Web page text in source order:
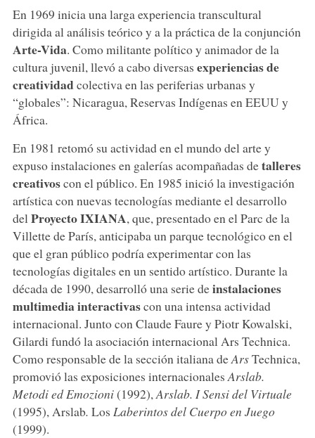
En 1969 inicia una larga experiencia transcultural
dirigida al análisis teórico y a la práctica de la conjunción
Arte-Vida. Como militante político y animador de la
cultura juvenil, llevó a cabo diversas experiencias de
creatividadcolectiva en las periferias urbanas y
“globales”: Nicaragua, Reservas Indígenas en EEUU y
África.
En 1981 retomó su actividad en el mundo del arte y
expuso instalaciones en galerías acompañadas detalleres
creativoscon el público. En 1985 inició la investigación
artística con nuevas tecnologías mediante el desarrollo
delProyecto IXIANA, que, presentado en el Parc de la
Villette de París, anticipaba un parque tecnológico en el
que el gran público podría experimentar con las
tecnologías digitales en un sentido artístico. Durante la
década de 1990, desarrolló una serie deinstalaciones
multimedia interactivascon una intensa actividad
internacional. Junto con Claude Faure y Piotr Kowalski,
Gilardi fundó la asociación internacional Ars Technica.
Como responsable de la sección italiana deArsTechnica,
promovió las exposiciones internacionales Arslab.
Metodi ed Emozioni(1992), Arslab. I Sensi del Virtuale
(1995), Arslab. Los Laberintos del Cuerpo en Juego
(1999).